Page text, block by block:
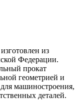
из
Федерации.
прокат
геометрией и
машиностроения,
деталей.